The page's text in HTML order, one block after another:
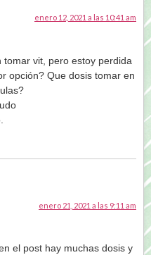
enero 12, 2021 a las 10:41 am
vit, pero estoy perdida
opción? Que dosis tomar en
enero 21, 2021 a las 9:11 am
el post hay muchas dosis y